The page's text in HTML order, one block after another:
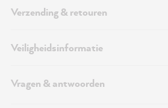
Verzending & retouren
Veiligheidsinformatie
Vragen & antwoorden